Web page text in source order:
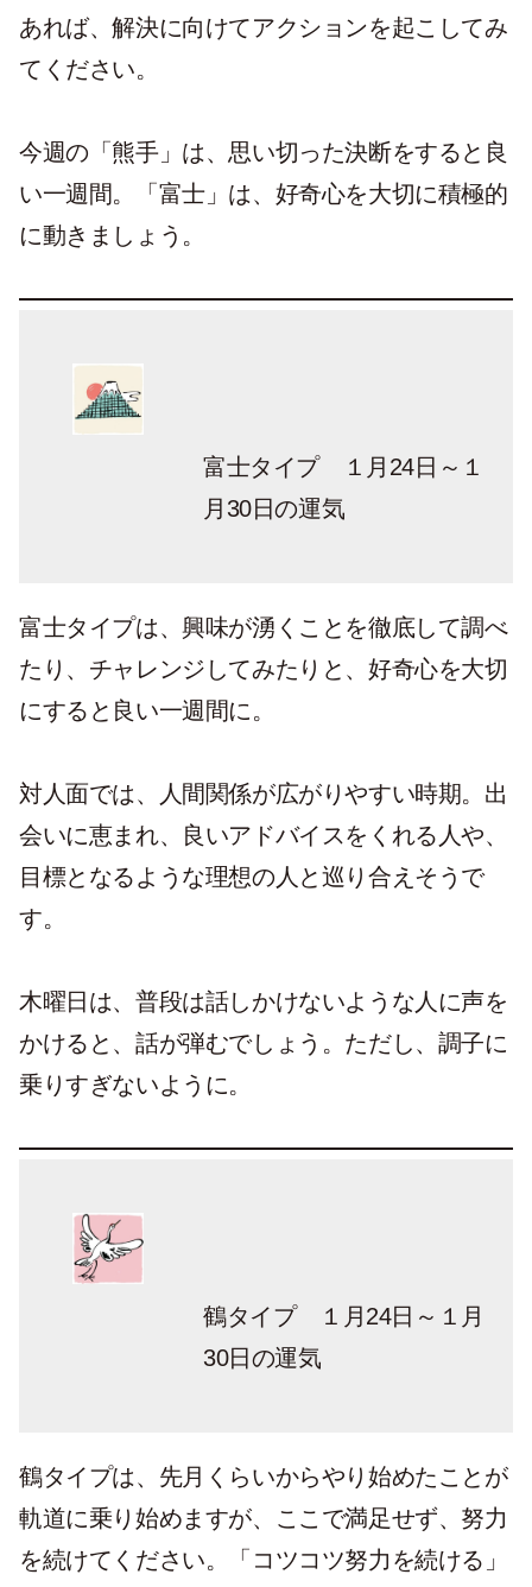
あれば、解決に向けてアクションを起こしてみ
てください。
今週の「熊手」は、思い切った決断をすると良
い一週間。「富士」は、好奇心を大切に積極的
に動きましょう。
富士タイプ １月24日～１
月30日の運気
富士タイプは、興味が湧くことを徹底して調べ
たり、チャレンジしてみたりと、好奇心を大切
にすると良い一週間に。
対人面では、人間関係が広がりやすい時期。出
会いに恵まれ、良いアドバイスをくれる人や、
目標となるような理想の人と巡り合えそうで
す。
木曜日は、普段は話しかけないような人に声を
かけると、話が弾むでしょう。ただし、調子に
乗りすぎないように。
鶴タイプ １月24日～１月
30日の運気
鶴タイプは、先月くらいからやり始めたことが
軌道に乗り始めますが、ここで満足せず、努力
を続けてください。「コツコツ努力を続ける」